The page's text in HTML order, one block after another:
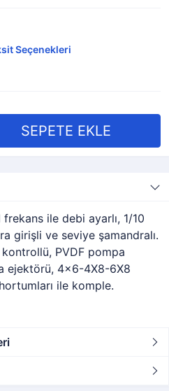
Seçenekleri
ile debi ayarlı, 1/10
girişli ve seviye şamandralı.
PVDF pompa
ejektörü, 4x6-4X8-6X8
ile komple.